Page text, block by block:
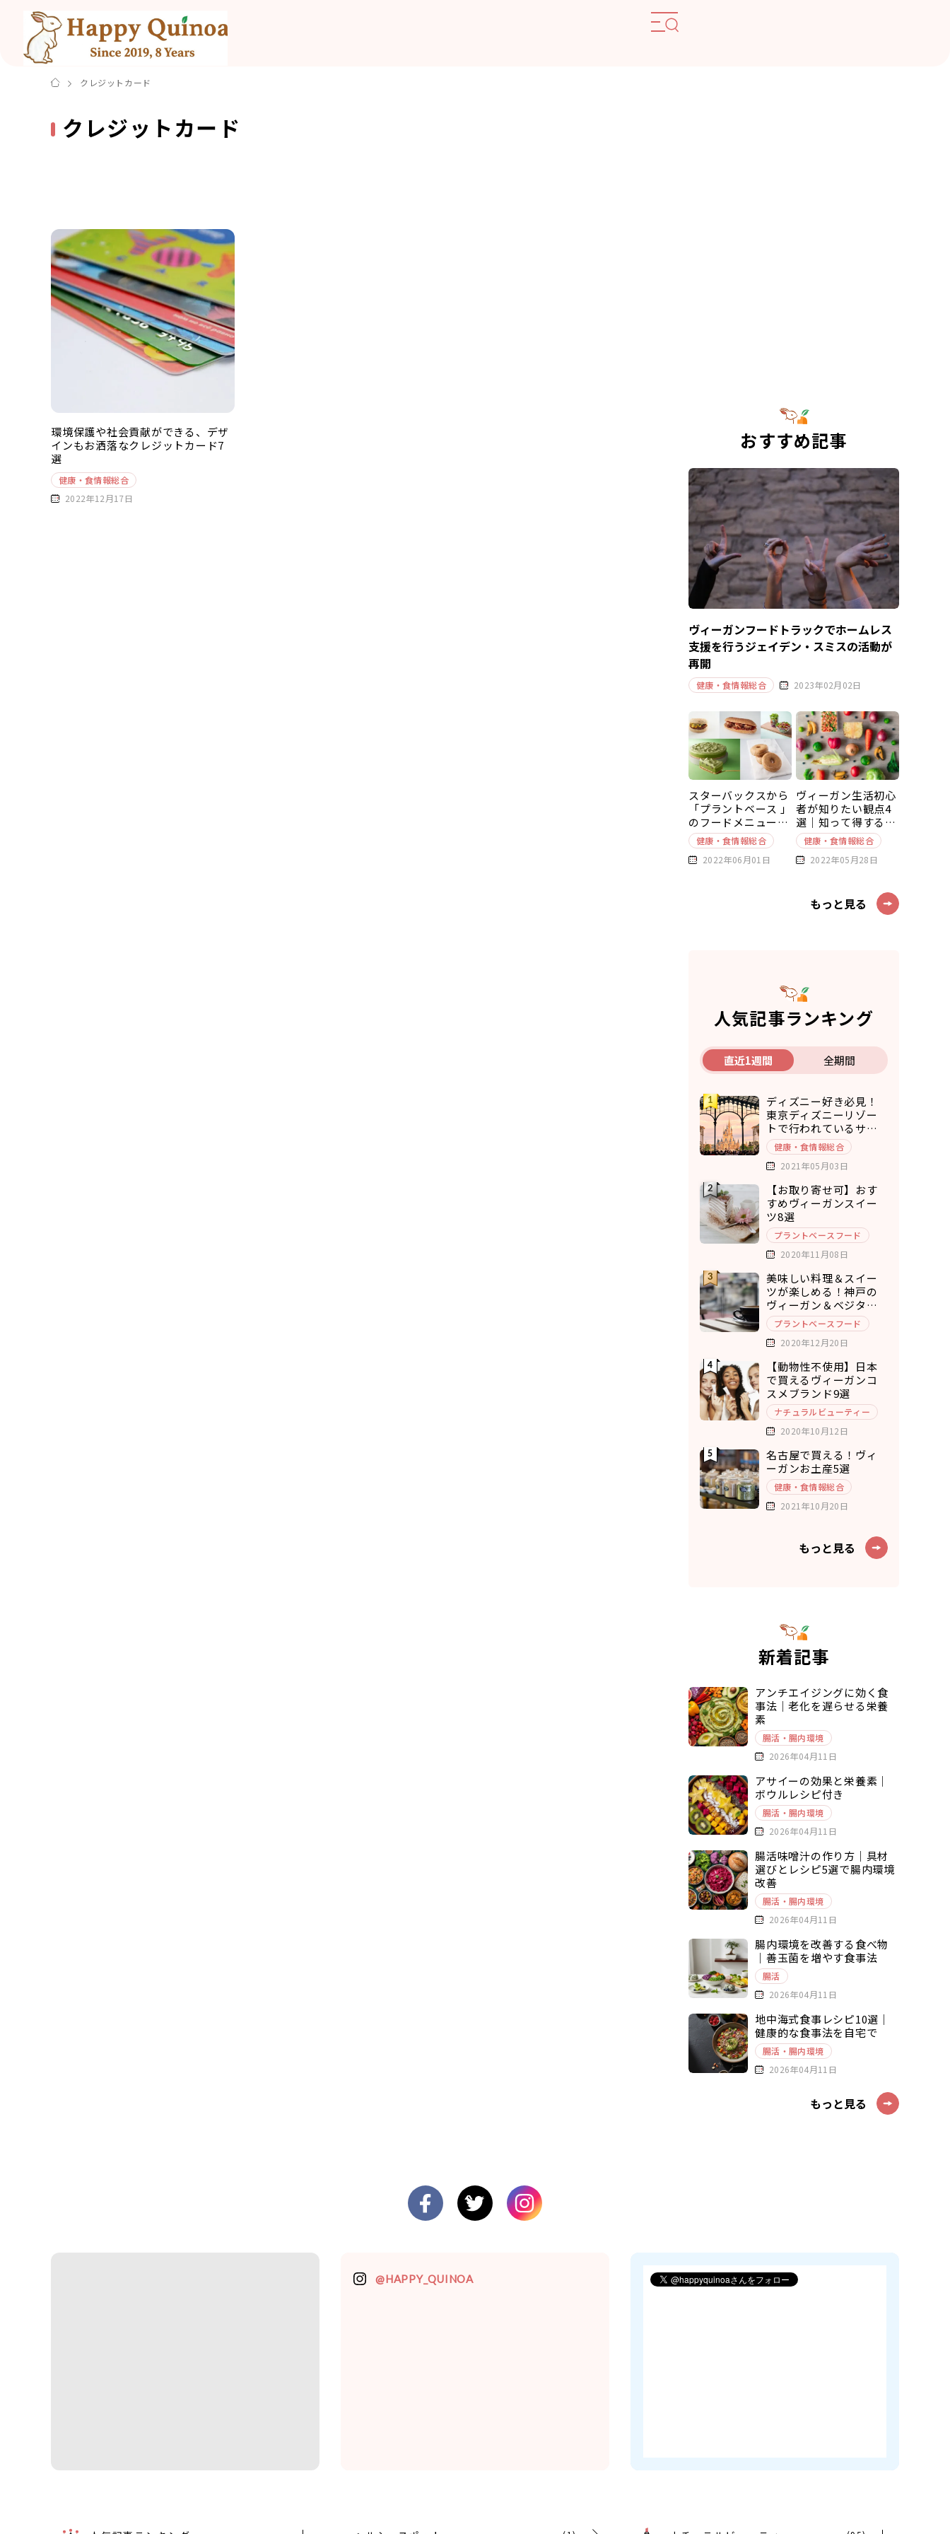
クレジットカード
クレジットカード
環境保護や社会貢献ができる、デザ
インもお洒落なクレジットカード7
選
健康・食情報総合
2022年12月17日
おすすめ記事
ヴィーガンフードトラックでホームレス
支援を行うジェイデン・スミスの活動が
再開
健康・食情報総合 2023年02月02日
スターバックスから
「プラントベース 」
のフードメニューが
新発売
健康・食情報総合
2022年06月01日
ヴィーガン生活初心
者が知りたい観点4
選｜知って得する豆
知識～基本編～
健康・食情報総合
2022年05月28日
もっと見る
人気記事ランキング
直近1週間 全期間
ディズニー好き必見！
東京ディズニーリゾー
トで行われているサス
テナブルな取り組み5選
健康・食情報総合
2021年05月03日
【お取り寄せ可】おす
すめヴィーガンスイー
ツ8選
プラントベースフード
2020年11月08日
美味しい料理＆スイー
ツが楽しめる！神戸の
ヴィーガン＆ベジタリ
アンカフェ7選
プラントベースフード
2020年12月20日
【動物性不使用】日本
で買えるヴィーガンコ
スメブランド9選
ナチュラルビューティー
2020年10月12日
名古屋で買える！ヴィ
ーガンお土産5選
健康・食情報総合
2021年10月20日
もっと見る
新着記事
アンチエイジングに効く食
事法｜老化を遅らせる栄養
素
腸活・腸内環境
2026年04月11日
アサイーの効果と栄養素｜
ボウルレシピ付き
腸活・腸内環境
2026年04月11日
腸活味噌汁の作り方｜具材
選びとレシピ5選で腸内環境
改善
腸活・腸内環境
2026年04月11日
腸内環境を改善する食べ物
｜善玉菌を増やす食事法
腸活
2026年04月11日
地中海式食事レシピ10選｜
健康的な食事法を自宅で
腸活・腸内環境
2026年04月11日
もっと見る
@HAPPY_QUINOA